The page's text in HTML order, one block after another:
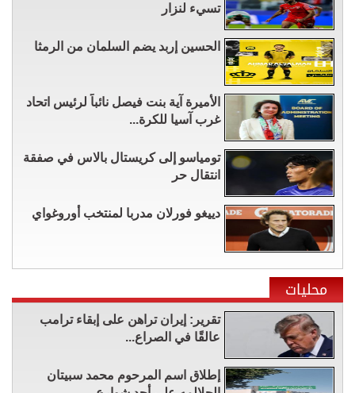
تسيء لنزار
الحسين إربد يضم السلمان من الرمثا
الأميرة آية بنت فيصل نائباً لرئيس اتحاد
غرب آسيا للكرة...
تومياسو إلى كريستال بالاس في صفقة
انتقال حر
دييغو فورلان مدربا لمنتخب أوروغواي
محليات
تقرير: إيران تراهن على إبقاء ترامب
عالقًا في الصراع...
إطلاق اسم المرحوم محمد سبيتان